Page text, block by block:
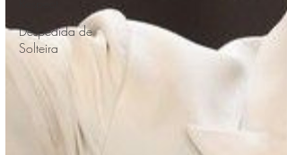
Despedida de
Solteira